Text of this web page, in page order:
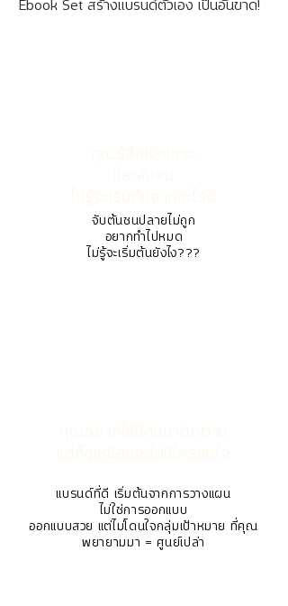
จับต้นชนปลายไม่ถูก
อยากทำไปหมด
ไม่รู้จะเริ่มต้นยังไง???
แบรนด์ที่ดี เริ่มต้นจากการวางแผน
ไม่ใช่การออกแบบ
ออกแบบสวย แต่ไม่โดนใจกลุ่มเป้าหมาย ที่คุณ
พยายามมา = ศูนย์เปล่า